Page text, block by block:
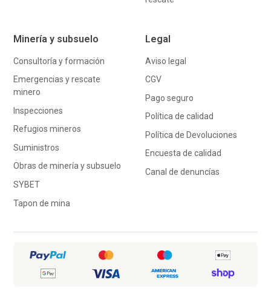
Minería y subsuelo
Consultoría y formación
Emergencias y rescate
minero
Inspecciones
Refugios mineros
Suministros
Obras de minería y subsuelo
SYBET
Tapon de mina
Legal
Aviso legal
CGV
Pago seguro
Política de calidad
Política de Devoluciones
Encuesta de calidad
Canal de denuncías